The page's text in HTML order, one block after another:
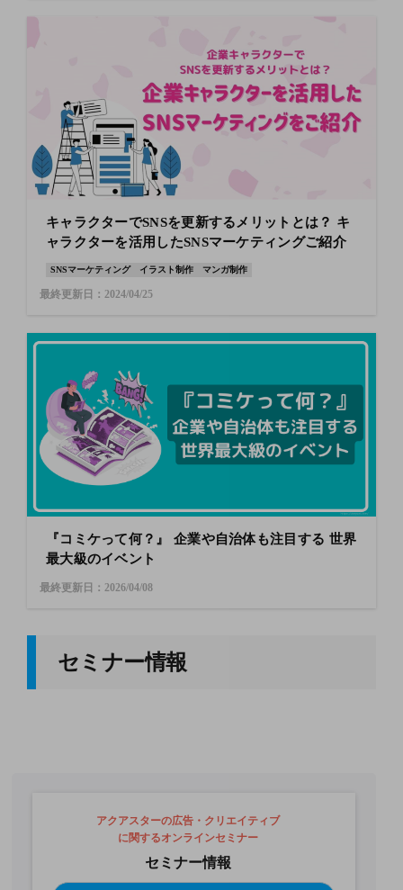
キャラクターでSNSを更新するメリットとは？ キ
ャラクターを活用したSNSマーケティングご紹介
SNSマーケティング イラスト制作 マンガ制作
最終更新日：2024/04/25
『コミケって何？』 企業や自治体も注目する 世界
最大級のイベント
最終更新日：2026/04/08
セミナー情報
アクアスターの広告・クリエイティブ
に関するオンラインセミナー
セミナー情報